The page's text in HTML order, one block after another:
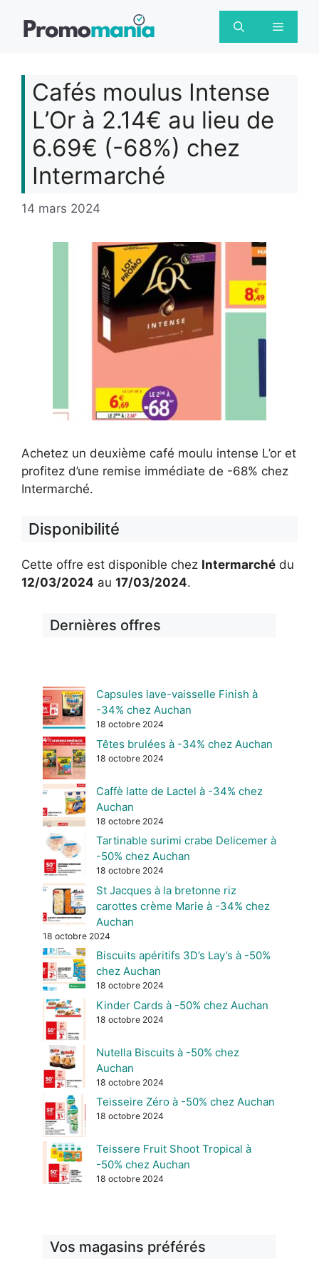
Menu
Cafés moulus Intense
L’Or à 2.14€ au lieu de
6.69€ (-68%) chez
Intermarché
14 mars 2024
Achetez un deuxième café moulu intense L’or et
profitez d’une remise immédiate de -68% chez
Intermarché.
Disponibilité
Cette offre est disponible chez Intermarché du
12/03/2024 au 17/03/2024.
Dernières offres
Capsules lave-vaisselle Finish à
-34% chez Auchan
18 octobre 2024
Têtes brulées à -34% chez Auchan
18 octobre 2024
Caffè latte de Lactel à -34% chez
Auchan
18 octobre 2024
Tartinable surimi crabe Delicemer à
-50% chez Auchan
18 octobre 2024
St Jacques à la bretonne riz
carottes crème Marie à -34% chez
Auchan
18 octobre 2024
Biscuits apéritifs 3D’s Lay’s à -50%
chez Auchan
18 octobre 2024
Kinder Cards à -50% chez Auchan
18 octobre 2024
Nutella Biscuits à -50% chez
Auchan
18 octobre 2024
Teisseire Zéro à -50% chez Auchan
18 octobre 2024
Teissere Fruit Shoot Tropical à
-50% chez Auchan
18 octobre 2024
Vos magasins préférés